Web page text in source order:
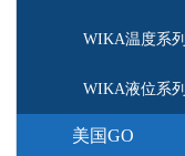
WIKA温度系列
WIKA液位系列
美国GO